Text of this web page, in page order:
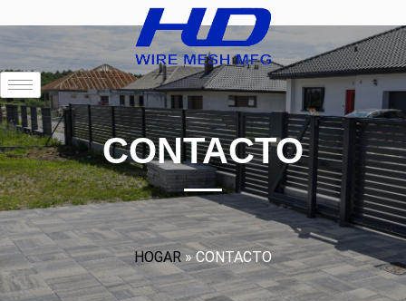
CONTACTO
HOGAR »CONTACTO